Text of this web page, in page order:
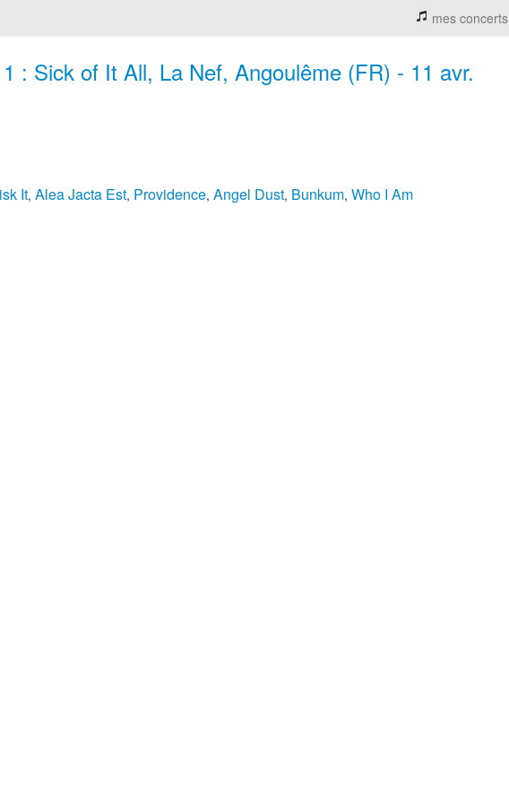
mes concerts
: Sick of It All, La Nef, Angoulême (FR) - 11 avr.
It, Alea Jacta Est, Providence, Angel Dust, Bunkum, Who I Am